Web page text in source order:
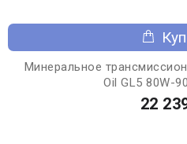
Минеральное
Oil GL5 80W-
22